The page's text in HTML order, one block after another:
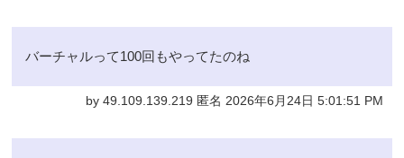
バーチャルって100回もやってたのね
by 49.109.139.219 匿名 2026年6月24日 5:01:51 PM